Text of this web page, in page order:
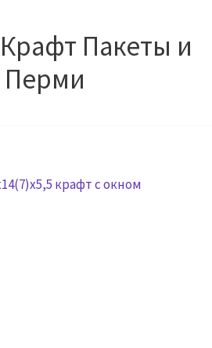
Пакеты и
Перми